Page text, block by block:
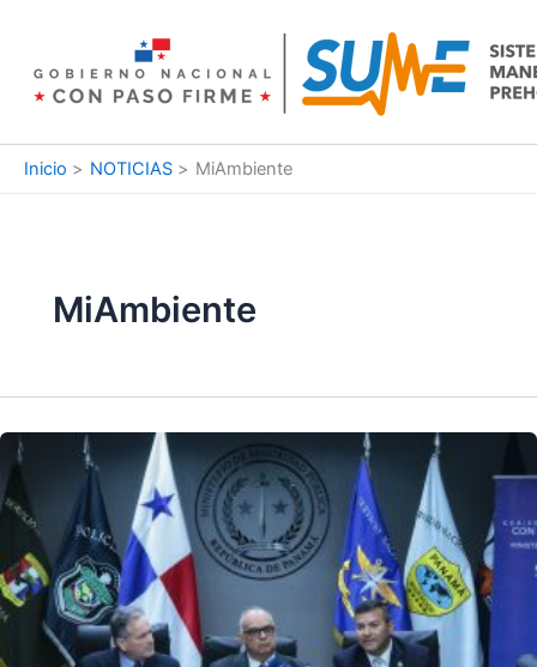
contenido
Inicio NOTICIAS MiAmbiente
MiAmbiente